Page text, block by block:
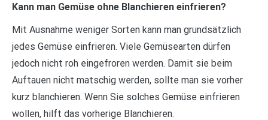
Kann man Gemüse ohne Blanchieren einfrieren?
Mit Ausnahme weniger Sorten kann man grundsätzlich
jedes Gemüse einfrieren. Viele Gemüsearten dürfen
jedoch nicht roh eingefroren werden. Damit sie beim
Auftauen nicht matschig werden, sollte man sie vorher
kurz blanchieren. Wenn Sie solches Gemüse einfrieren
wollen, hilft das vorherige Blanchieren.